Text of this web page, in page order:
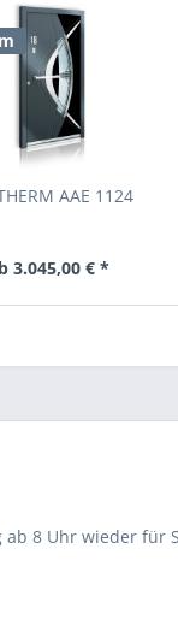
AAE 1124
3.045,00 € *
8 Uhr wieder für